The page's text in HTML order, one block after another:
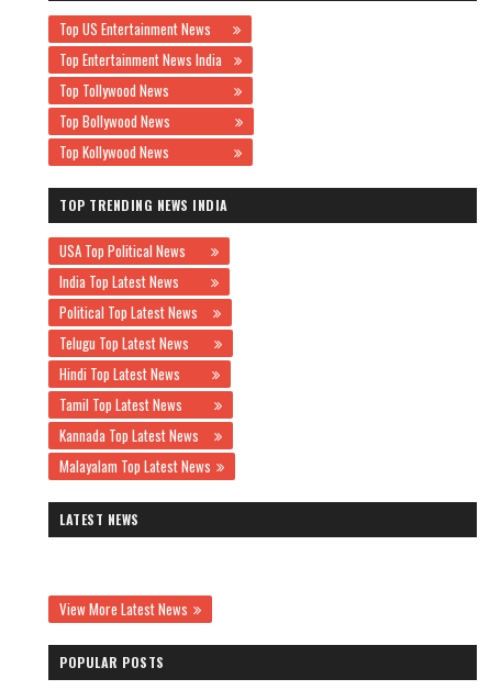
Top US Entertainment News
Top Entertainment News India
Top Tollywood News
Top Bollywood News
Top Kollywood News
TOP TRENDING NEWS INDIA
USA Top Political News
India Top Latest News
Political Top Latest News
Telugu Top Latest News
Hindi Top Latest News
Tamil Top Latest News
Kannada Top Latest News
Malayalam Top Latest News
LATEST NEWS
View More Latest News
POPULAR POSTS